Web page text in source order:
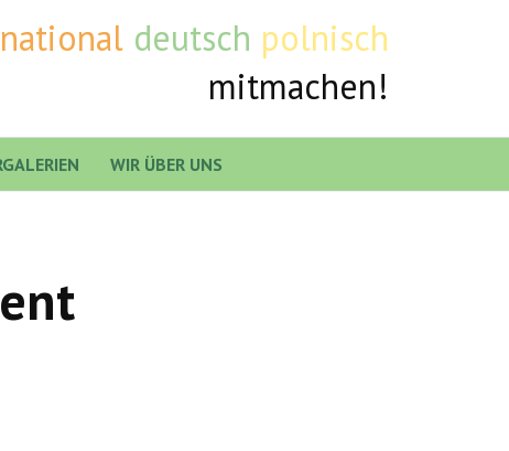
deutsch polnisch
mitmachen!
WIR ÜBER UNS